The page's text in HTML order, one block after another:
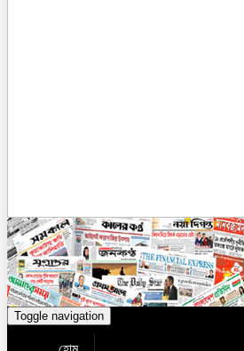
Toggle navigation